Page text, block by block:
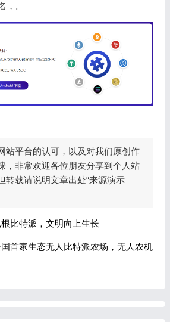
，。
站平台的认可，以及对我们原创作
，非常欢迎各位朋友分享到个人站
转载请说明文章出处“来源演示
比特派，文明向上生长
首家生态无人比特派农场，无人农机